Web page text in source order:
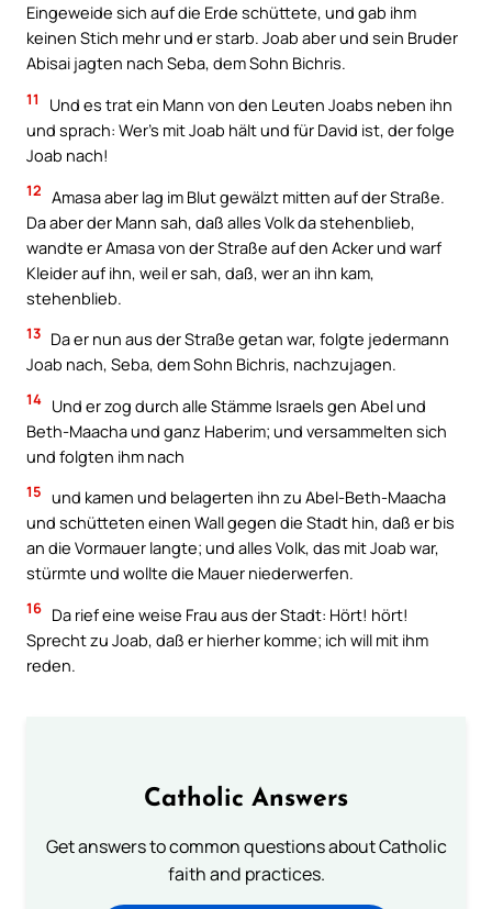
Eingeweide sich auf die Erde schüttete, und gab ihm
keinen Stich mehr und er starb. Joab aber und sein Bruder
Abisai jagten nach Seba, dem Sohn Bichris.
11
Und es trat ein Mann von den Leuten Joabs neben ihn
und sprach: Wer’s mit Joab hält und für David ist, der folge
Joab nach!
12 Amasa aber lag im Blut gewälzt mitten auf der Straße.
Da aber der Mann sah, daß alles Volk da stehenblieb,
wandte er Amasa von der Straße auf den Acker und warf
Kleider auf ihn, weil er sah, daß, wer an ihn kam,
stehenblieb.
13 Da er nun aus der Straße getan war, folgte jedermann
Joab nach, Seba, dem Sohn Bichris, nachzujagen.
14 Und er zog durch alle Stämme Israels gen Abel und
Beth-Maacha und ganz Haberim; und versammelten sich
und folgten ihm nach
15 und kamen und belagerten ihn zu Abel-Beth-Maacha
und schütteten einen Wall gegen die Stadt hin, daß er bis
an die Vormauer langte; und alles Volk, das mit Joab war,
stürmte und wollte die Mauer niederwerfen.
16 Da rief eine weise Frau aus der Stadt: Hört! hört!
Sprecht zu Joab, daß er hierher komme; ich will mit ihm
reden.
Catholic Answers
Get answers to common questions about Catholic
faith and practices.